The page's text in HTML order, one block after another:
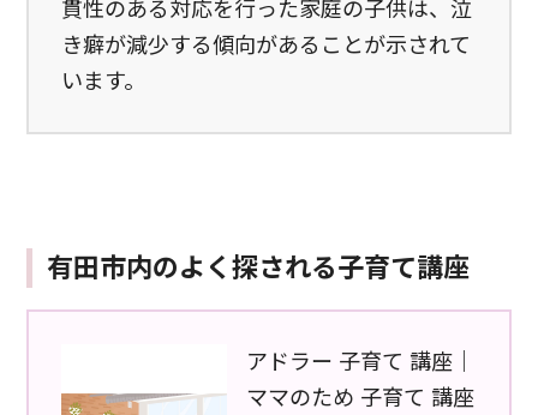
貫性のある対応を行った家庭の子供は、泣
き癖が減少する傾向があることが示されて
います。
有田市内のよく探される子育て講座
アドラー 子育て 講座｜
ママのため 子育て 講座